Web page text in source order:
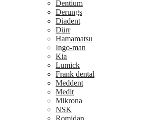
Dentium
Derungs
Diadent
Dürr
Hamamatsu
Ingo-man
Kia
Lumick
Frank dental
Meddent
Medit
Mikrona
NSK